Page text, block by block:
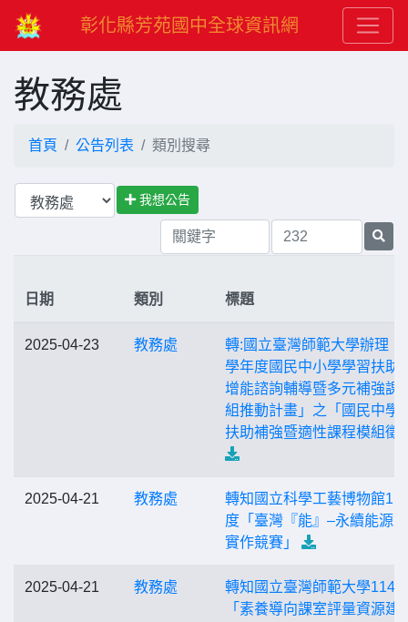
彰化縣芳苑國中全球資訊網
教務處
首頁 公告列表 類別搜尋
我想公告
日期 類別 標題
2025-04-23 教務處
轉:國立臺灣師範大學辦理「
學年度國民中小學學習扶助
增能諮詢輔導暨多元補強課
組推動計畫」之「國民中學
扶助補強暨適性課程模組徵
2025-04-21 教務處
轉知國立科學工藝博物館
度「臺灣『能』–永續能源
實作競賽」
2025-04-21 教務處
轉知國立臺灣師範大學114
「素養導向課室評量資源建